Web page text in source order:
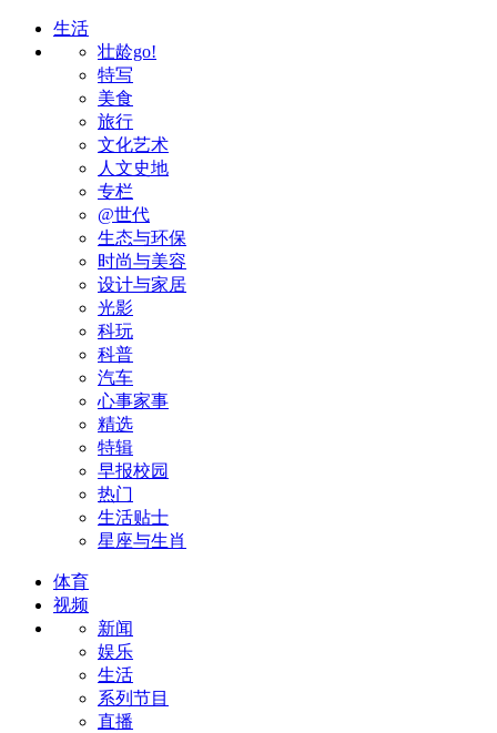
生活
壮龄go!
特写
美食
旅行
文化艺术
人文史地
专栏
@世代
生态与环保
时尚与美容
设计与家居
光影
科玩
科普
汽车
心事家事
精选
特辑
早报校园
热门
生活贴士
星座与生肖
体育
视频
新闻
娱乐
生活
系列节目
直播